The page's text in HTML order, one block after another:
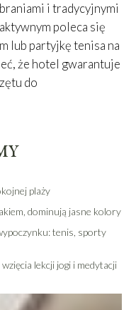
i tradycyjnymi
poleca się
lub partyjkę tenisa na
że hotel gwarantuje
do
plaży
dominują jasne kolory
tenis, sporty
lekcji jogi i medytacji